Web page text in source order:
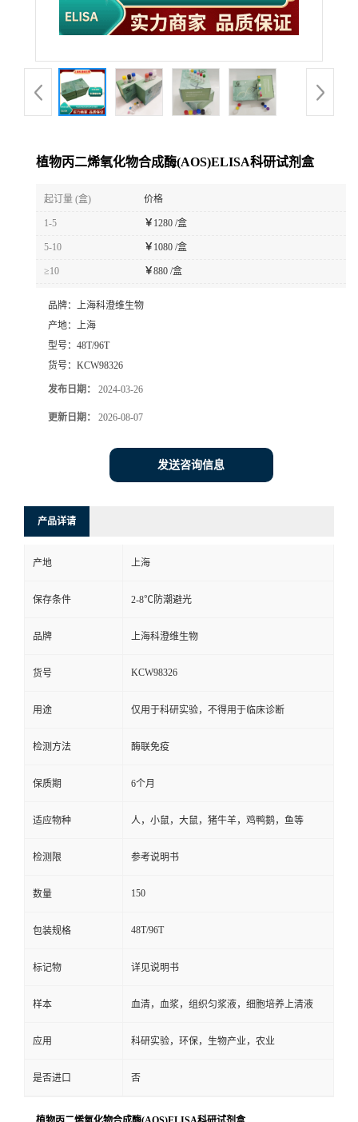
植物丙二烯氧化物合成酶(AOS)ELISA科研试剂盒
起订量 (盒) 价格
1-5 ￥1280 /盒
5-10 ￥1080 /盒
≥10 ￥880 /盒
品牌：
上海科澄维生物
产地：
上海
型号： 48T/96T
货号： KCW98326
发布日期： 2024-03-26
更新日期： 2026-08-07
发送咨询信息
产品详请
产地 上海
保存条件 2-8℃防潮避光
品牌 上海科澄维生物
货号 KCW98326
用途 仅用于科研实验，不得用于临床诊断
检测方法 酶联免疫
保质期 6个月
适应物种 人，小鼠，大鼠，猪牛羊，鸡鸭鹅，鱼等
检测限 参考说明书
数量 150
包装规格 48T/96T
标记物 详见说明书
样本 血清，血浆，组织匀浆液，细胞培养上清液
应用 科研实验，环保，生物产业，农业
是否进口 否